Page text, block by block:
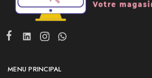
MENU PRINCIPAL